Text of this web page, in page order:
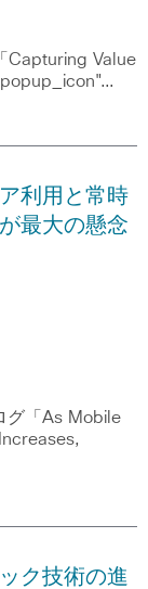
Capturing Value
利用と常時
最大の懸念
グ「As Mobile
ク技術の進